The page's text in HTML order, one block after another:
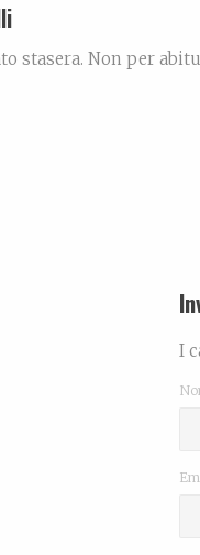
stasera. Non per
I